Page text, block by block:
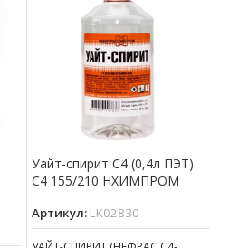
Уайт-спирит С4 (0,4л ПЭТ)
С4 155/210 НХИМПРОМ
Артикул: LK02830